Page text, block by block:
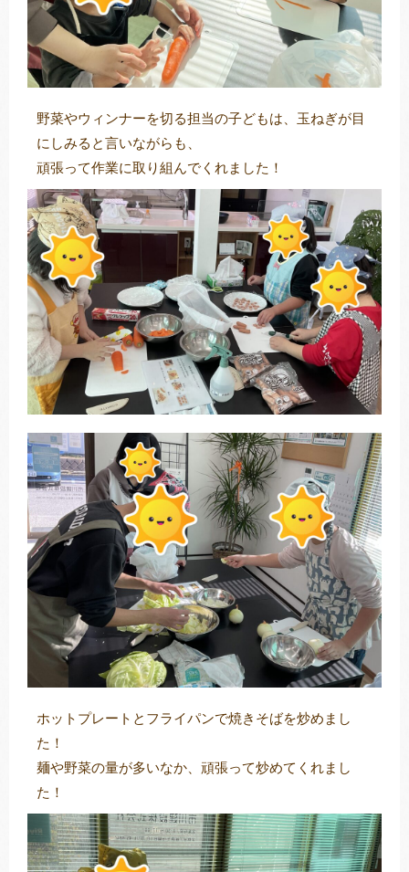
野菜やウィンナーを切る担当の子どもは、玉ねぎが目
にしみると言いながらも、
頑張って作業に取り組んでくれました！
ホットプレートとフライパンで焼きそばを炒めまし
た！
麺や野菜の量が多いなか、頑張って炒めてくれまし
た！